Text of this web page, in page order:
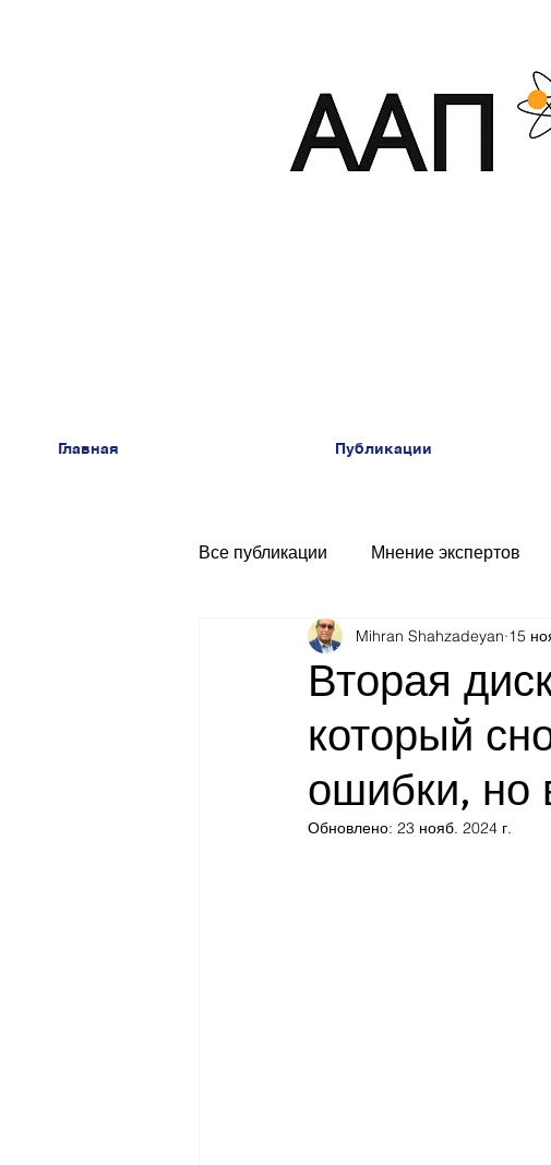
Главная Публикации
Все публикации Мнение экспертов
Вторая
который
ошибки, но
Mihran Shahzadeyan 15
Обновлено: 23 нояб. 2024 г.